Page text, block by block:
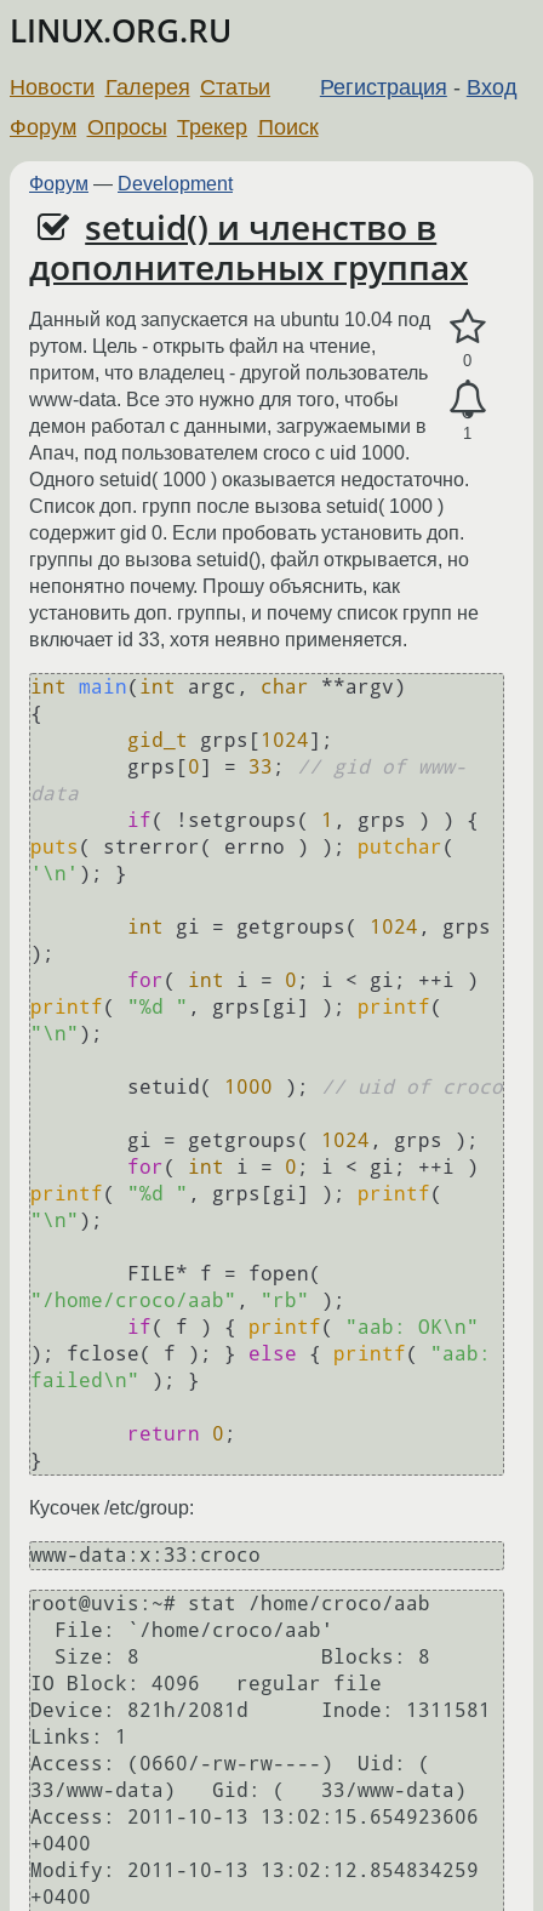
LINUX.ORG.RU
Регистрация - Вход
Новости Галерея Статьи
Форум Опросы Трекер Поиск
Форум — Development
setuid() и членство в
дополнительных группах
0
1
Данный код запускается на ubuntu 10.04 под
рутом. Цель - открыть файл на чтение,
притом, что владелец - другой пользователь
www-data. Все это нужно для того, чтобы
демон работал с данными, загружаемыми в
Апач, под пользователем croco c uid 1000.
Одного setuid( 1000 ) оказывается недостаточно.
Список доп. групп после вызова setuid( 1000 )
содержит gid 0. Если пробовать установить доп.
группы до вызова setuid(), файл открывается, но
непонятно почему. Прошу объяснить, как
установить доп. группы, и почему список групп не
включает id 33, хотя неявно применяется.
int main( int argc, char **argv)
{
gid_t
grps[ 1024];
	grps[
0] = 33 ;
// gid of www-
data
if( !setgroups( 1
puts ( strerror( errno ) ); putchar
'\n' ); }
int gi = getgroups( 1024 , grps
);
for ( int i = 0
printf( "%d " , grps[gi] ); printf
"\n" );
	setuid(
1000 ); // uid of croco
	gi = getgroups(
1024 , grps );
for ( int i = 0
printf( "%d " , grps[gi] ); printf
"\n" );
"/home/croco/aab" , "rb"
);
if( f ) { printf(
"aab: OK\n"
); fclose( f ); } else { printf(
"aab:
failed\n"
); }
return 0 ;
Кусочек /etc/group:
www-data:x:33:croco
root@uvis:~# stat /home/croco/aab
IO Block: 4096   regular file
Device: 821h/2081d      Inode: 1311581
Links: 1
Access: (0660/-rw-rw----)  Uid: (
33/www-data)   Gid: (   33/www-data)
Access: 2011-10-13 13:02:15.654923606
+0400
Modify: 2011-10-13 13:02:12.854834259
+0400